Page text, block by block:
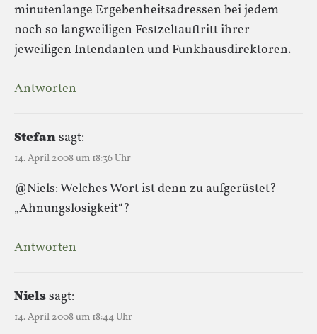
minutenlange Ergebenheitsadressen bei jedem
noch so langweiligen Festzeltauftritt ihrer
jeweiligen Intendanten und Funkhausdirektoren.
Antworten
Stefansagt:
14. April 2008 um 18:36 Uhr
@Niels: Welches Wort ist denn zu aufgerüstet?
„Ahnungslosigkeit“?
Antworten
Nielssagt:
14. April 2008 um 18:44 Uhr